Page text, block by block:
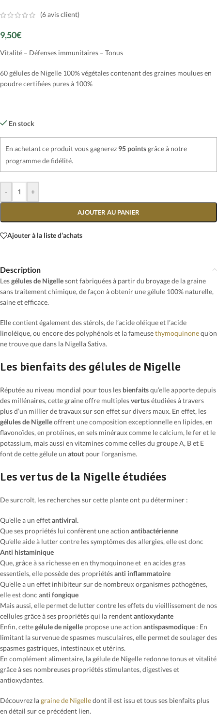
(6avis client)
9,50€
Vitalité – Défenses immunitaires – Tonus
60 gélules de Nigelle 100% végétales contenant des graines moulues en
poudre certifiées pures à 100%
En stock
En achetant ce produit vous gagnerez 95 pointsgrâce à notre
programme de fidélité.
- +
AJOUTER AU PANIER
Ajouter à la liste d’achats
Description
Lesgélules de Nigellesont fabriquées à partir du broyage de la graine
sans traitement chimique, de façon à obtenir une gélule 100% naturelle,
saine et efficace.
Elle contient également des stérols, de l’acide oléique et l’acide
linoléique, ou encore des polyphénols et la fameusethymoquinonequ’on
ne trouve que dans la Nigella Sativa.
Les bienfaits des gélules de Nigelle
Réputée au niveau mondial pour tous les bienfaitsqu’elle apporte depuis
des millénaires, cette graine offre multiplesvertusétudiées à travers
plus d’un millier de travaux sur son effet sur divers maux. En effet, les
gélules de Nigelleoffrent une composition exceptionnelle en lipides, en
flavonoïdes, en protéines, en sels minéraux comme le calcium, le fer et le
potassium, mais aussi en vitamines comme celles du groupe A, B et E
font de cette gélule un atout pour l’organisme.
Les vertus de la Nigelle étudiées
De surcroît, les recherches sur cette plante ont pu déterminer :
Qu’elle a un effetantiviral.
Que ses propriétés lui confèrent une action antibactérienne
Qu’elle aide à lutter contre les symptômes des allergies, elle est donc
Anti histaminique
Que, grâce à sa richesse en en thymoquinone et en acides gras
essentiels, elle possède des propriétésanti inflammatoire
Qu’elle a un effet inhibiteur sur de nombreux organismes pathogènes,
elle est donc anti fongique
Mais aussi, elle permet de lutter contre les effets du vieillissement de nos
cellules grâce à ses propriétés qui la rendentantioxydante
Enfin, cettegélule de nigelle propose une action antispasmodique : En
limitant la survenue de spasmes musculaires, elle permet de soulager des
spasmes gastriques, intestinaux et utérins.
En complément alimentaire, la gélule de Nigelle redonne tonus et vitalité
grâce à ses nombreuses propriétés stimulantes, digestives et
antioxydantes.
Découvrez lagraine de Nigelledont il est issu et tous ses bienfaits plus
en détail sur ce précédent lien.